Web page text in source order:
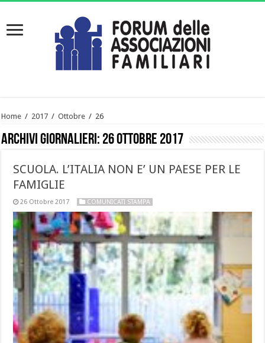
Home / 2017 / Ottobre / 26
Archivi giornalieri: 26 Ottobre 2017
SCUOLA. L’ITALIA NON E’ UN PAESE PER LE
FAMIGLIE
26 Ottobre 2017 COMUNICATI STAMPA